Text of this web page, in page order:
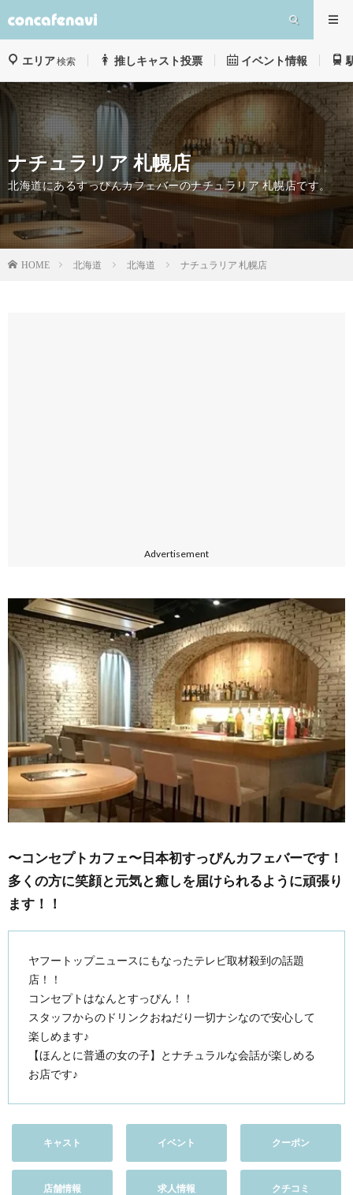
エリア検索 推しキャスト投票 イベント情報
ナチュラリア 札幌店
北海道にあるすっぴんカフェバーのナチュラリア 札幌店です。
HOME 北海道 北海道 ナチュラリア 札幌店
Advertisement
〜コンセプトカフェ〜日本初すっぴんカフェバーです！
多くの方に笑顔と元気と癒しを届けられるように頑張り
ます！！
ヤフートップニュースにもなったテレビ取材殺到の話題
店！！
コンセプトはなんとすっぴん！！
スタッフからのドリンクおねだり一切ナシなので安心して
楽しめます♪
【ほんとに普通の女の子】とナチュラルな会話が楽しめる
お店です♪
キャスト イベント クーポン
店舗情報 求人情報 クチコミ